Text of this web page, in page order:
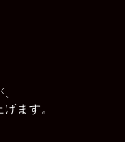
ます。